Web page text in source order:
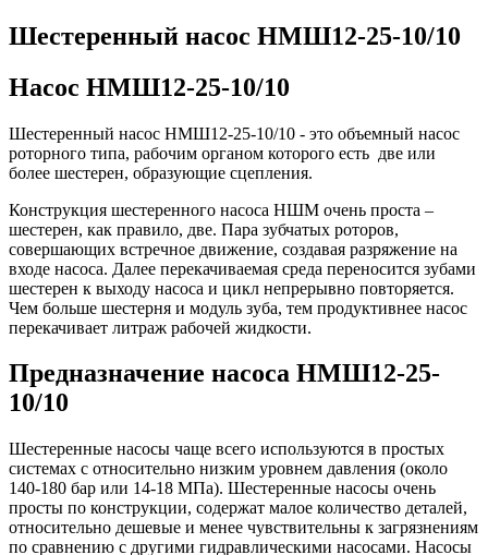
Шестеренный насос НМШ12-25-10/10
Насос НМШ12-25-10/10
Шестеренный насос НМШ12-25-10/10 - это объемный насос
роторного типа, рабочим органом которого есть две или
более шестерен, образующие сцепления.
Конструкция шестеренного насоса НШМ очень проста –
шестерен, как правило, две. Пара зубчатых роторов,
совершающих встречное движение, создавая разряжение на
входе насоса. Далее перекачиваемая среда переносится зубами
шестерен к выходу насоса и цикл непрерывно повторяется.
Чем больше шестерня и модуль зуба, тем продуктивнее насос
перекачивает литраж рабочей жидкости.
Предназначение насоса НМШ12-25-
10/10
Шестеренные насосы чаще всего используются в простых
системах с относительно низким уровнем давления (около
140-180 бар или 14-18 МПа). Шестеренные насосы очень
просты по конструкции, содержат малое количество деталей,
относительно дешевые и менее чувствительны к загрязнениям
по сравнению с другими гидравлическими насосами. Насосы